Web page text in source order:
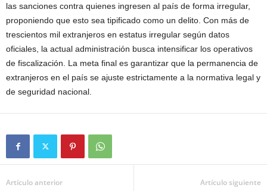
las sanciones contra quienes ingresen al país de forma irregular,
proponiendo que esto sea tipificado como un delito. Con más de
trescientos mil extranjeros en estatus irregular según datos
oficiales, la actual administración busca intensificar los operativos
de fiscalización. La meta final es garantizar que la permanencia de
extranjeros en el país se ajuste estrictamente a la normativa legal y
de seguridad nacional.
Artículo anterior Artículo siguiente